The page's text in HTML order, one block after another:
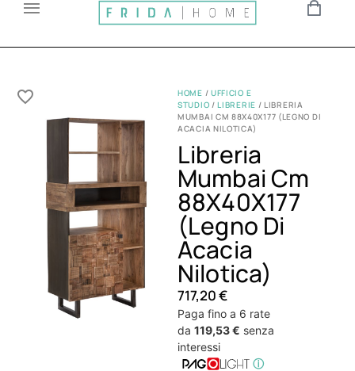
HOME / UFFICIO E
STUDIO /LIBRERIE / LIBRERIA
MUMBAI CM 88X40X177 (LEGNO DI
ACACIA NILOTICA)
Libreria
Mumbai Cm
88X40X177
(Legno Di
Acacia
Nilotica)
717,20€
Paga fino a 6 rate
da 119,53 € senza
interessi
ⓘ